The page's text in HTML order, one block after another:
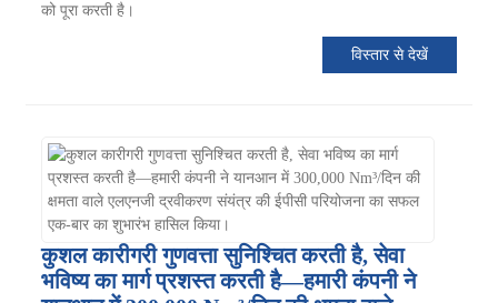
को पूरा करती है।
विस्तार से देखें
कुशल कारीगरी गुणवत्ता सुनिश्चित करती है, सेवा
भविष्य का मार्ग प्रशस्त करती है—हमारी कंपनी ने